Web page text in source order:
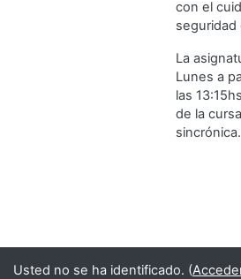
con el
seguridad
La
Lunes a
las
de la
sincrónica.
Usted no se ha identificado. (